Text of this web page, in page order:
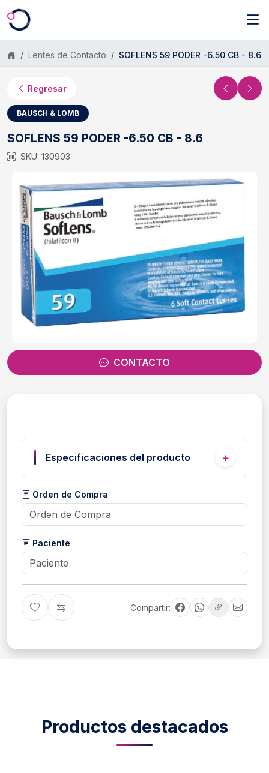
Saltar al contenido principal
Lentes de Contacto SOFLENS 59 PODER -6.50 CB - 8.6
Regresar
BAUSCH & LOMB
SOFLENS 59 PODER -6.50 CB - 8.6
SKU: 130903
CONTACTO
Especificaciones del producto
Orden de Compra
Paciente
Compartir:
Productos destacados